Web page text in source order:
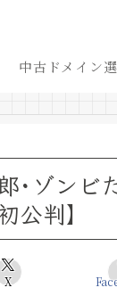
･ゾン
公判】
X